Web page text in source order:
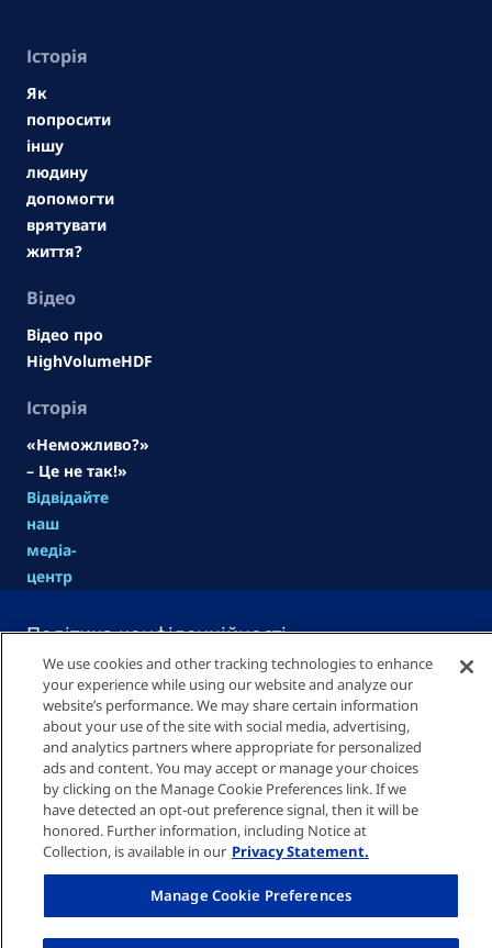
Історія
Як
попросити
іншу
людину
допомогти
врятувати
життя?
Відео
Відео про
HighVolumeHDF
Історія
«Неможливо?»
– Це не так!»
Відвідайте
наш
медіа-
центр
© Fresenius Medical Care Ukraine LLC 2026
Політика конфіденційності
Налаштування файлів cookie
Вихідні дані
We use cookies and other tracking technologies to enhance
your experience while using our website and analyze our
website’s performance. We may share certain information
about your use of the site with social media, advertising,
and analytics partners where appropriate for personalized
ads and content. You may accept or manage your choices
by clicking on the Manage Cookie Preferences link. If we
have detected an opt-out preference signal, then it will be
honored. Further information, including Notice at
Collection, is available in our Privacy Statement.
Manage Cookie Preferences